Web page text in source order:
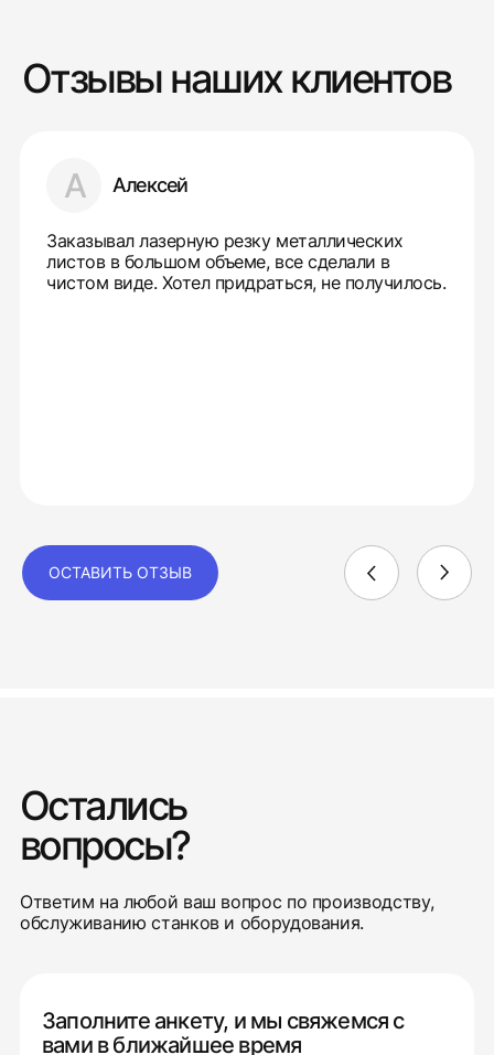
Отзывы наших клиентов
А Алексей
Заказывал лазерную резку металлических
листов в большом объеме, все сделали в
чистом виде. Хотел придраться, не получилось.
ОСТАВИТЬ ОТЗЫВ
Остались
вопросы?
Ответим на любой ваш вопрос по производству,
обслуживанию станков и оборудования.
Заполните анкету, и мы свяжемся с
вами в ближайшее время